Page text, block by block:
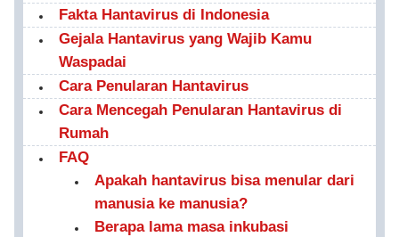
Fakta Hantavirus di Indonesia
Gejala Hantavirus yang Wajib Kamu
Waspadai
Cara Penularan Hantavirus
Cara Mencegah Penularan Hantavirus di
Rumah
FAQ
Apakah hantavirus bisa menular dari
manusia ke manusia?
Berapa lama masa inkubasi